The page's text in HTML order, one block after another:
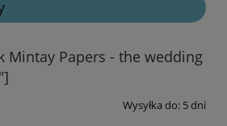
Mintay Papers - the wedding
Wysyłka do: 5 dni